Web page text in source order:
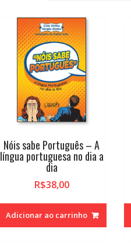
Nóis sabe Português – A
língua portuguesa no dia a
dia
R$38,00
Adicionar ao carrinho